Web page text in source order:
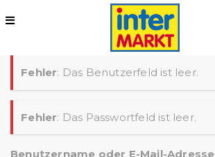
Fehler: Das Benutzerfeld ist leer.
Fehler: Das Passwortfeld ist leer.
Benutzername oder E-Mail-Adresse